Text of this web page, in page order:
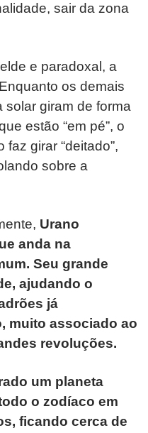
sair da zona
e paradoxal, a
os demais
giram de forma
estão “em pé”, o
girar “deitado”,
sobre a
Urano
anda na
Seu grande
ajudando o
já
muito associado ao
revoluções.
um planeta
o zodíaco em
ficando cerca de